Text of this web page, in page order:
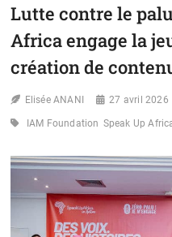
FACE
DÉFI
URGENT
DES
TOXIQUES
Lutte contre le
Africa engage la
création de
Elisée ANANI 27 avril 2026
IAM Foundation Speak Up